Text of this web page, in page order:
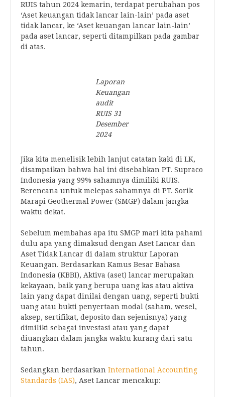
RUIS tahun 2024 kemarin, terdapat perubahan pos
‘Aset keuangan tidak lancar lain-lain’ pada aset
tidak lancar, ke ‘Aset keuangan lancar lain-lain’
pada aset lancar, seperti ditampilkan pada gambar
di atas.
Laporan
Keuangan
audit
RUIS 31
Desember
2024
Jika kita menelisik lebih lanjut catatan kaki di LK,
disampaikan bahwa hal ini disebabkan PT. Supraco
Indonesia yang 99% sahamnya dimiliki RUIS.
Berencana untuk melepas sahamnya di PT. Sorik
Marapi Geothermal Power (SMGP) dalam jangka
waktu dekat.
Sebelum membahas apa itu SMGP mari kita pahami
dulu apa yang dimaksud dengan Aset Lancar dan
Aset Tidak Lancar di dalam struktur Laporan
Keuangan. Berdasarkan Kamus Besar Bahasa
Indonesia (KBBI), Aktiva (aset) lancar merupakan
kekayaan, baik yang berupa uang kas atau aktiva
lain yang dapat dinilai dengan uang, seperti bukti
uang atau bukti penyertaan modal (saham, wesel,
aksep, sertifikat, deposito dan sejenisnya) yang
dimiliki sebagai investasi atau yang dapat
diuangkan dalam jangka waktu kurang dari satu
tahun.
Sedangkan berdasarkan International Accounting
Standards (IAS), Aset Lancar mencakup: